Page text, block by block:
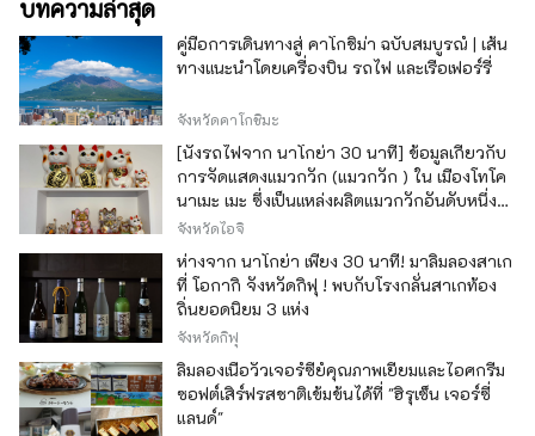
บทความล่าสุด
คู่มือการเดินทางสู่ คาโกชิม่า ฉบับสมบูรณ์ | เส้น
ทางแนะนำโดยเครื่องบิน รถไฟ และเรือเฟอร์รี่
จังหวัดคาโกชิมะ
[นั่งรถไฟจาก นาโกย่า 30 นาที] ข้อมูลเกี่ยวกับ
การจัดแสดงแมวกวัก (แมวกวัก ) ใน เมืองโทโค
นาเมะ เมะ ซึ่งเป็นแหล่งผลิตแมวกวักอันดับหนึ่ง
ของญี่ปุ่น
จังหวัดไอจิ
ห่างจาก นาโกย่า เพียง 30 นาที! มาลิ้มลองสาเก
ที่ โอกากิ จังหวัดกิฟุ ! พบกับโรงกลั่นสาเกท้อง
ถิ่นยอดนิยม 3 แห่ง
จังหวัดกิฟุ
ลิ้มลองเนื้อวัวเจอร์ซีย์คุณภาพเยี่ยมและไอศกรีม
ซอฟต์เสิร์ฟรสชาติเข้มข้นได้ที่ "ฮิรุเซ็น เจอร์ซี่
แลนด์"